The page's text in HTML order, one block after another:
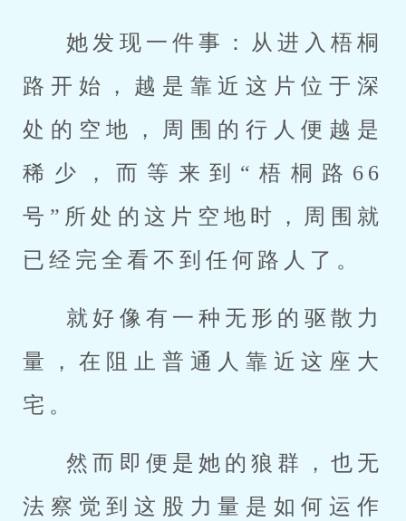
她发现一件事：从进入梧桐
路开始，越是靠近这片位于深
处的空地，周围的行人便越是
稀少，而等来到“梧桐路66
号”所处的这片空地时，周围就
已经完全看不到任何路人了。
就好像有一种无形的驱散力
量，在阻止普通人靠近这座大
宅。
然而即便是她的狼群，也无
法察觉到这股力量是如何运作